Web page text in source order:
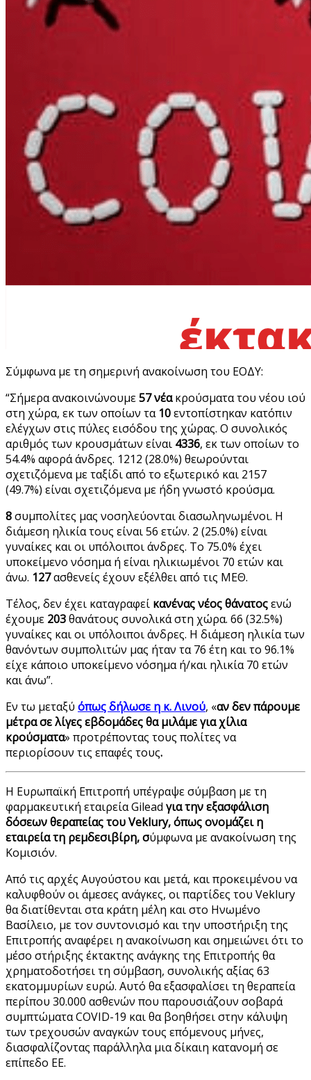
Σύμφωνα με τη σημερινή ανακοίνωση του ΕΟΔΥ:
“Σήμερα ανακοινώνουμε57 νέακρούσματα του νέου ιού
στη χώρα, εκ των οποίων τα10εντοπίστηκαν κατόπιν
ελέγχων στις πύλες εισόδου της χώρας. Ο συνολικός
αριθμός των κρουσμάτων είναι 4336, εκ των οποίων το
54.4% αφορά άνδρες. 1212 (28.0%) θεωρούνται
σχετιζόμενα με ταξίδι από το εξωτερικό και 2157
(49.7%) είναι σχετιζόμενα με ήδη γνωστό κρούσμα.
8συμπολίτες μας νοσηλεύονται διασωληνωμένοι. Η
διάμεση ηλικία τους είναι 56 ετών. 2 (25.0%) είναι
γυναίκες και οι υπόλοιποι άνδρες. To 75.0% έχει
υποκείμενο νόσημα ή είναι ηλικιωμένοι 70 ετών και
άνω. 127ασθενείς έχουν εξέλθει από τις ΜΕΘ.
Τέλος, δεν έχει καταγραφεί κανένας νέος θάνατοςενώ
έχουμε 203θανάτους συνολικά στη χώρα. 66 (32.5%)
γυναίκες και οι υπόλοιποι άνδρες. Η διάμεση ηλικία των
θανόντων συμπολιτών μας ήταν τα 76 έτη και το 96.1%
είχε κάποιο υποκείμενο νόσημα ή/και ηλικία 70 ετών
και άνω”.
Εν τω μεταξύ όπως δήλωσε η κ. Λινού, «αν δεν πάρουμε
μέτρα σε λίγες εβδομάδες θα μιλάμε για χίλια
κρούσματα» προτρέποντας τους πολίτες να
περιορίσουν τις επαφές τους.
H Ευρωπαϊκή Επιτροπή υπέγραψε σύμβαση με τη
φαρμακευτική εταιρεία Gilead για την εξασφάλιση
δόσεων θεραπείας του Veklury, όπως ονομάζει η
εταιρεία τη ρεμδεσιβίρη, σύμφωνα με ανακοίνωση της
Κομισιόν.
Από τις αρχές Αυγούστου και μετά, και προκειμένου να
καλυφθούν οι άμεσες ανάγκες, οι παρτίδες του Veklury
θα διατίθενται στα κράτη μέλη και στο Ηνωμένο
Βασίλειο, με τον συντονισμό και την υποστήριξη της
Επιτροπής αναφέρει η ανακοίνωση και σημειώνει ότι το
μέσο στήριξης έκτακτης ανάγκης της Επιτροπής θα
χρηματοδοτήσει τη σύμβαση, συνολικής αξίας 63
εκατομμυρίων ευρώ. Αυτό θα εξασφαλίσει τη θεραπεία
περίπου 30.000 ασθενών που παρουσιάζουν σοβαρά
συμπτώματα COVID-19 και θα βοηθήσει στην κάλυψη
των τρεχουσών αναγκών τους επόμενους μήνες,
διασφαλίζοντας παράλληλα μια δίκαιη κατανομή σε
επίπεδο ΕΕ.